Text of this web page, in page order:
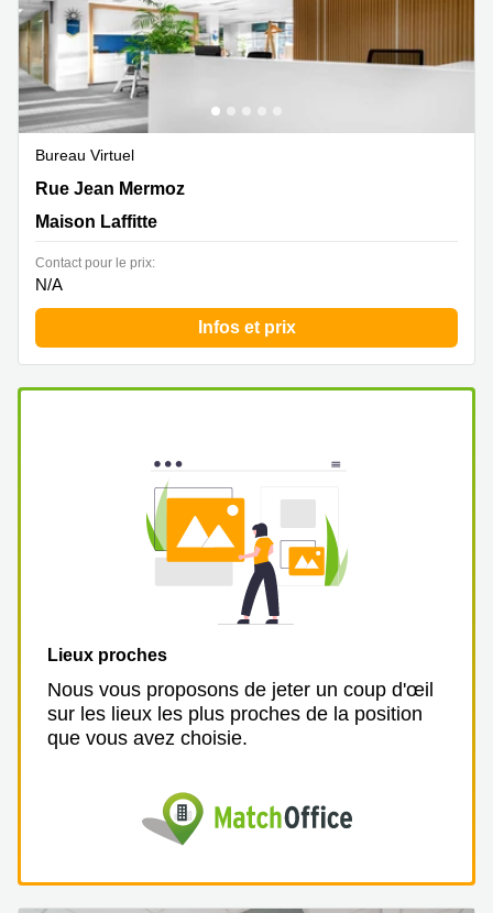
Coworking
Toulouse
Coworking
Nice
Centres
d'affaires
bureaux
Centre
Bureau Virtuel
44 Rue Jean Mermoz, Maison Laffitte
Rue Jean Mermoz
Maison Laffitte
Contact pour le prix:
N/A
Infos et prix
Lieux proches
Nous vous proposons de jeter un coup d'œil
sur les lieux les plus proches de la position
que vous avez choisie.